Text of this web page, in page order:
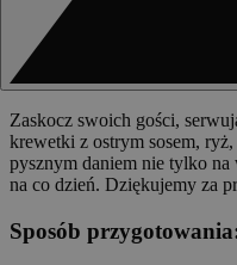
Zaskocz swoich gości,
krewetki z ostrym sosem,
pysznym daniem nie tylko
na co dzień. Dziękujemy za
Sposób